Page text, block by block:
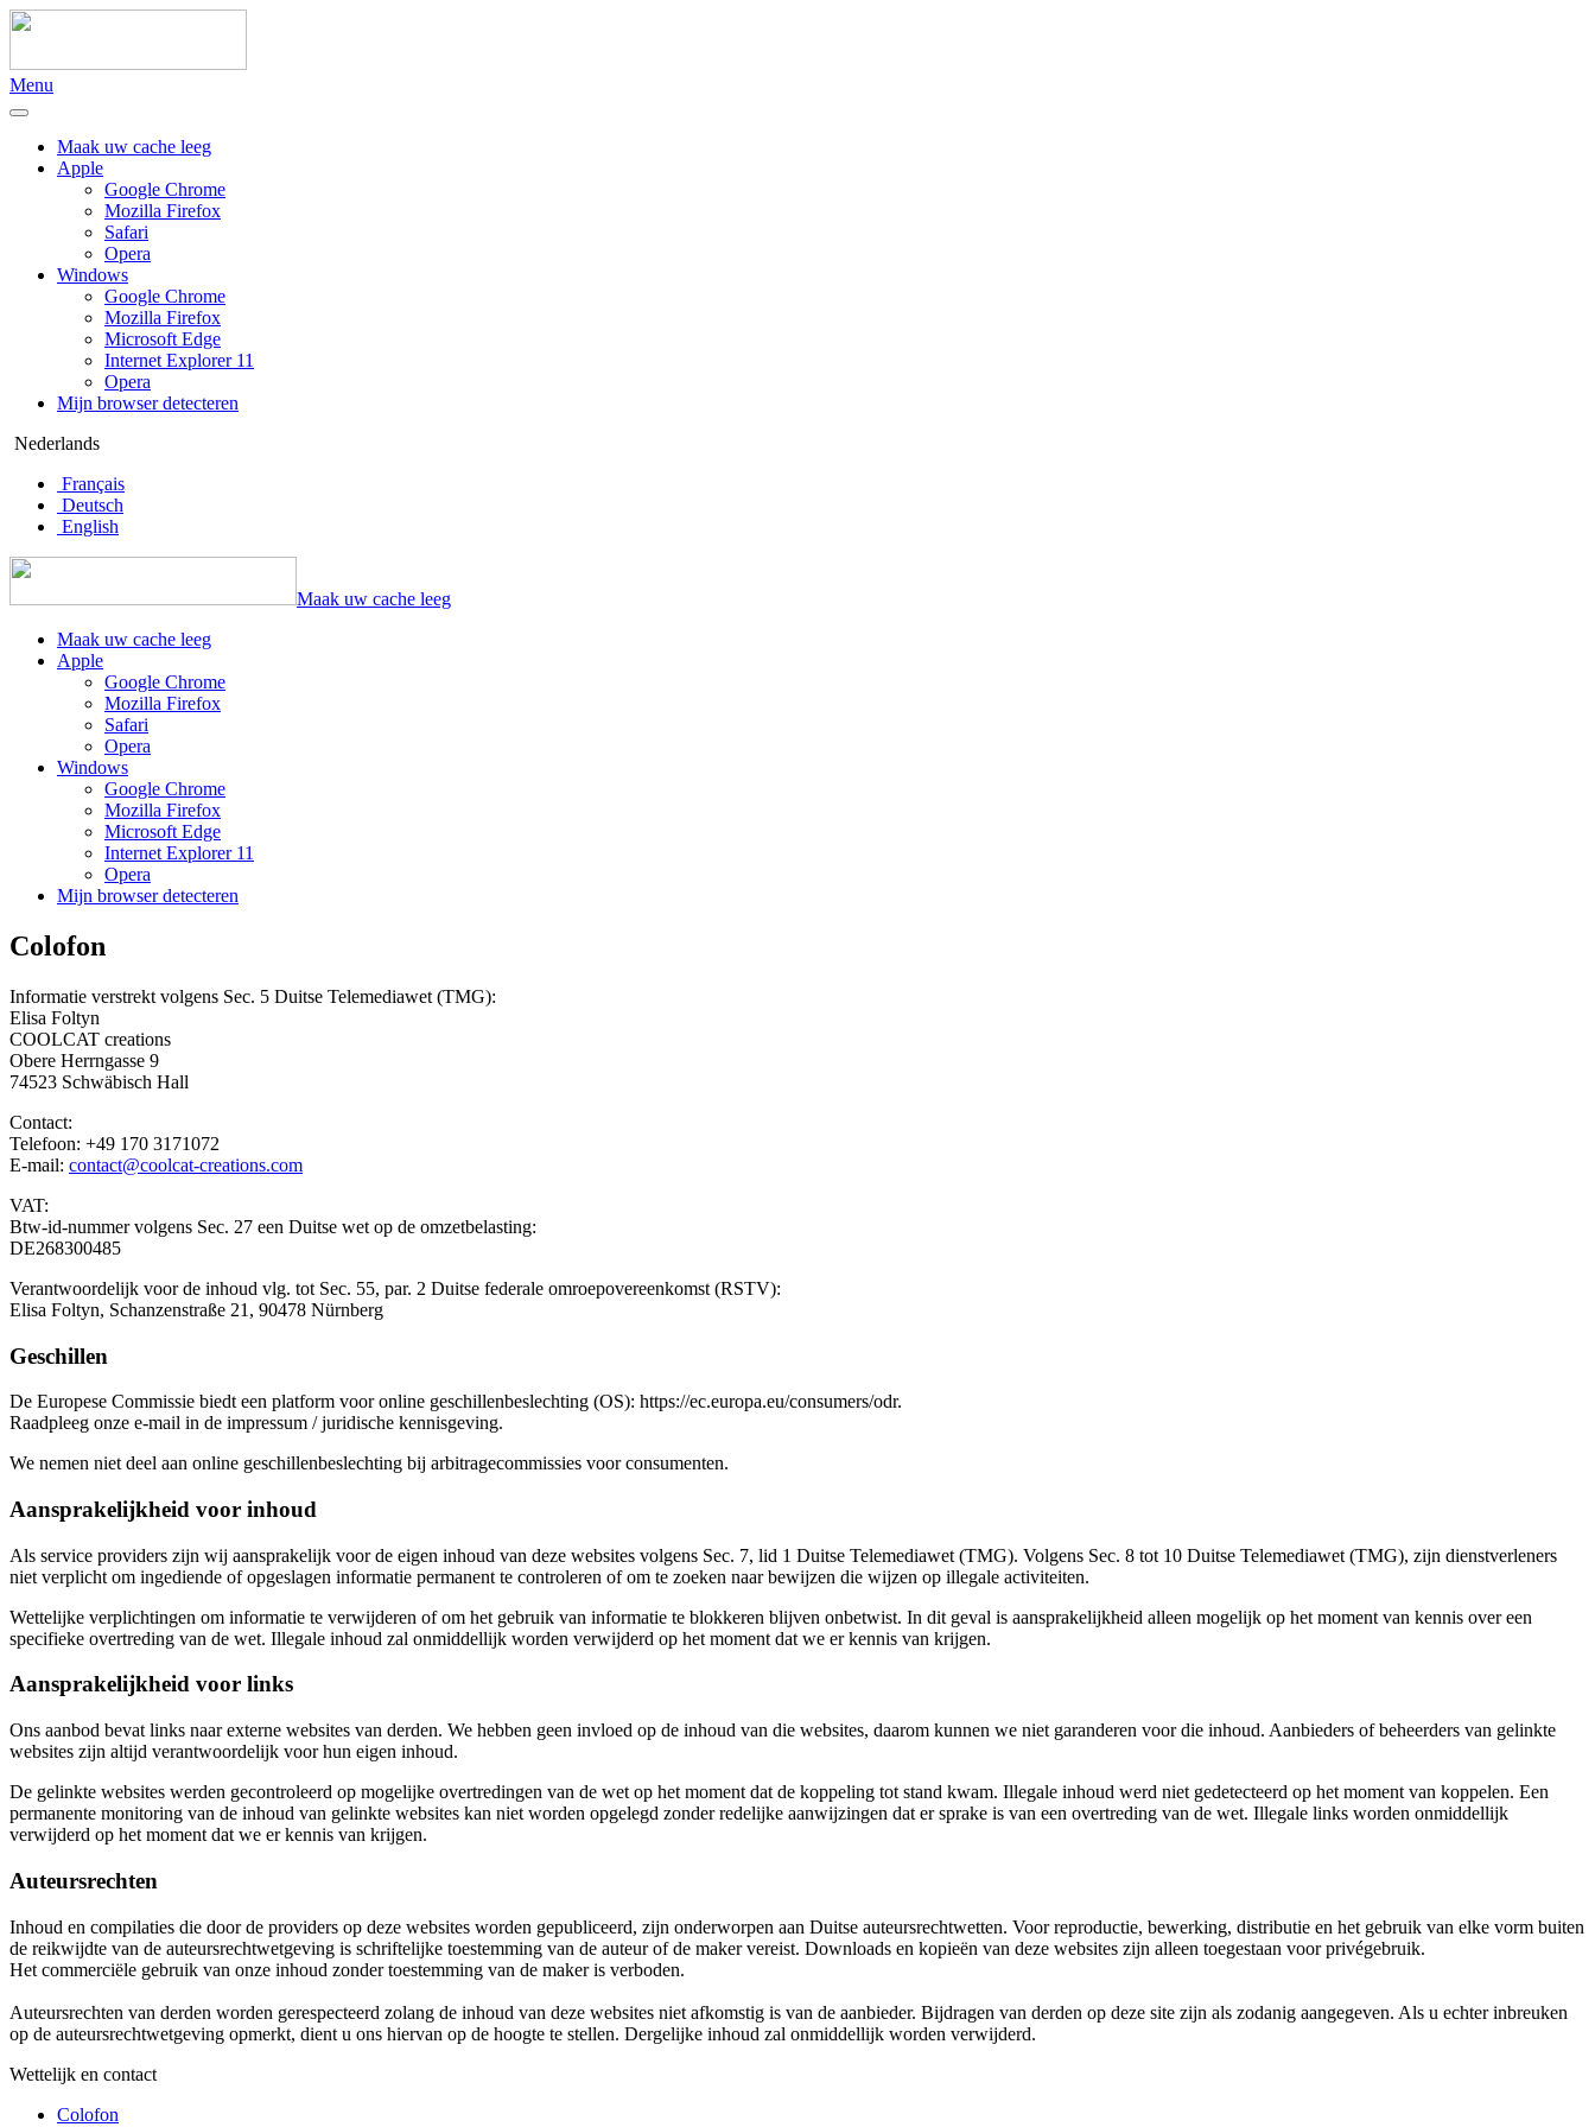
Menu
Maak uw cache leeg
Apple
Google Chrome
Mozilla Firefox
Safari
Opera
Windows
Google Chrome
Mozilla Firefox
Microsoft Edge
Internet Explorer 11
Opera
Mijn browser detecteren
Nederlands
Français
Deutsch
English
Maak uw cache leeg
Maak uw cache leeg
Apple
Google Chrome
Mozilla Firefox
Safari
Opera
Windows
Google Chrome
Mozilla Firefox
Microsoft Edge
Internet Explorer 11
Opera
Mijn browser detecteren
Colofon
Informatie verstrekt volgens Sec. 5 Duitse Telemediawet (TMG):
Elisa Foltyn
COOLCAT creations
Obere Herrngasse 9
74523 Schwäbisch Hall
Contact:
Telefoon: +49 170 3171072
E-mail: contact@coolcat-creations.com
VAT:
Btw-id-nummer volgens Sec. 27 een Duitse wet op de omzetbelasting:
DE268300485
Verantwoordelijk voor de inhoud vlg. tot Sec. 55, par. 2 Duitse federale omroepovereenkomst (RSTV):
Elisa Foltyn, Schanzenstraße 21, 90478 Nürnberg
Geschillen
De Europese Commissie biedt een platform voor online geschillenbeslechting (OS): https://ec.europa.eu/consumers/odr.
Raadpleeg onze e-mail in de impressum / juridische kennisgeving.
We nemen niet deel aan online geschillenbeslechting bij arbitragecommissies voor consumenten.
Aansprakelijkheid voor inhoud
Als service providers zijn wij aansprakelijk voor de eigen inhoud van deze websites volgens Sec. 7, lid 1 Duitse Telemediawet (TMG). Volgens Sec. 8 tot 10 Duitse Telemediawet (TMG), zijn dienstverleners
niet verplicht om ingediende of opgeslagen informatie permanent te controleren of om te zoeken naar bewijzen die wijzen op illegale activiteiten.
Wettelijke verplichtingen om informatie te verwijderen of om het gebruik van informatie te blokkeren blijven onbetwist. In dit geval is aansprakelijkheid alleen mogelijk op het moment van kennis over een
specifieke overtreding van de wet. Illegale inhoud zal onmiddellijk worden verwijderd op het moment dat we er kennis van krijgen.
Aansprakelijkheid voor links
Ons aanbod bevat links naar externe websites van derden. We hebben geen invloed op de inhoud van die websites, daarom kunnen we niet garanderen voor die inhoud. Aanbieders of beheerders van gelinkte
websites zijn altijd verantwoordelijk voor hun eigen inhoud.
De gelinkte websites werden gecontroleerd op mogelijke overtredingen van de wet op het moment dat de koppeling tot stand kwam. Illegale inhoud werd niet gedetecteerd op het moment van koppelen. Een
permanente monitoring van de inhoud van gelinkte websites kan niet worden opgelegd zonder redelijke aanwijzingen dat er sprake is van een overtreding van de wet. Illegale links worden onmiddellijk
verwijderd op het moment dat we er kennis van krijgen.
Auteursrechten
Inhoud en compilaties die door de providers op deze websites worden gepubliceerd, zijn onderworpen aan Duitse auteursrechtwetten. Voor reproductie, bewerking, distributie en het gebruik van elke vorm buiten
de reikwijdte van de auteursrechtwetgeving is schriftelijke toestemming van de auteur of de maker vereist. Downloads en kopieën van deze websites zijn alleen toegestaan ​​voor privégebruik.
Het commerciële gebruik van onze inhoud zonder toestemming van de maker is verboden.
Auteursrechten van derden worden gerespecteerd zolang de inhoud van deze websites niet afkomstig is van de aanbieder. Bijdragen van derden op deze site zijn als zodanig aangegeven. Als u echter inbreuken
op de auteursrechtwetgeving opmerkt, dient u ons hiervan op de hoogte te stellen. Dergelijke inhoud zal onmiddellijk worden verwijderd.
Wettelijk en contact
Colofon